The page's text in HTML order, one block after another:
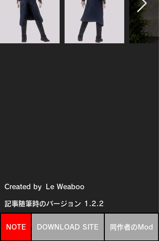
Created by Le Weaboo
記事随筆時のバージョン 1.2.2
NOTE DOWNLOAD SITE 同作者のMod